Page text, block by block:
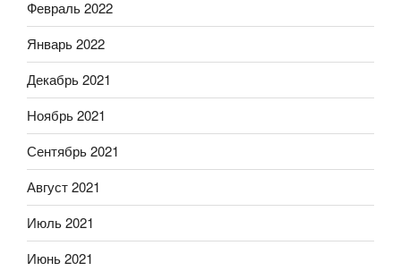
Февраль 2022
Январь 2022
Декабрь 2021
Ноябрь 2021
Сентябрь 2021
Август 2021
Июль 2021
Июнь 2021